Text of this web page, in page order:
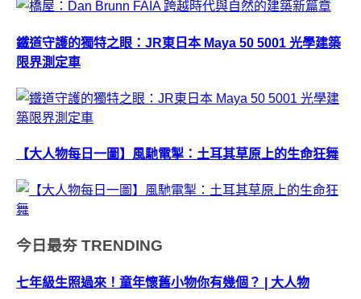
鐵道守護的獨特之眼：JR東日本 Maya 50 5001 光學建築
限界測定車
【大人物每日一圖】風馳電掣：土耳其草原上的生命狂舞
今日最夯 TRENDING
七年級生照過來！童年懷舊小物你有幾個？ | 大人物